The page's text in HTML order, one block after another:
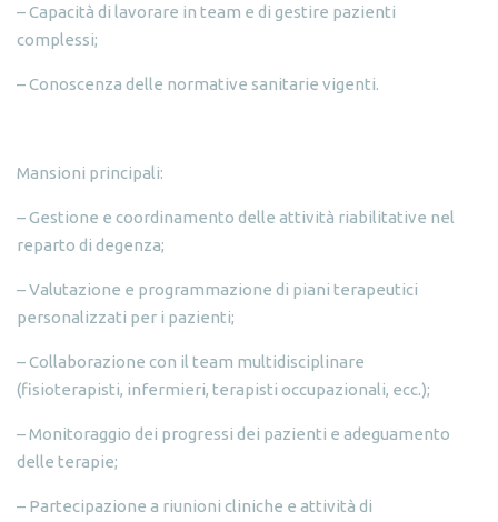
– Capacità di lavorare in team e di gestire pazienti
complessi;
– Conoscenza delle normative sanitarie vigenti.
Mansioni principali:
– Gestione e coordinamento delle attività riabilitative nel
reparto di degenza;
– Valutazione e programmazione di piani terapeutici
personalizzati per i pazienti;
– Collaborazione con il team multidisciplinare
(fisioterapisti, infermieri, terapisti occupazionali, ecc.);
– Monitoraggio dei progressi dei pazienti e adeguamento
delle terapie;
– Partecipazione a riunioni cliniche e attività di